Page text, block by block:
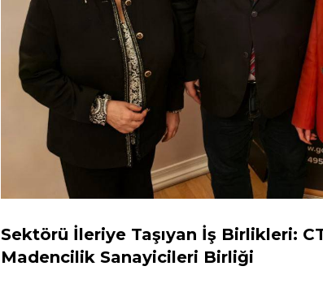
Sektörü İleriye Taşıyan İş Birlikleri:
Madencilik Sanayicileri Birliği